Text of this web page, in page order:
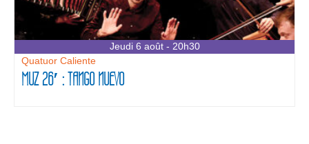
Jeudi 6 août - 20h30
Quatuor Caliente
MUZ 26′ : TANGO NUEVO